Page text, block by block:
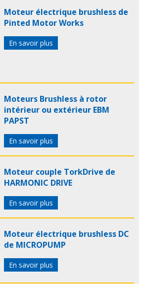
Moteur électrique brushless de
Pinted Motor Works
En savoir plus
Moteurs Brushless à rotor
intérieur ou extérieur EBM
PAPST
En savoir plus
Moteur couple TorkDrive de
HARMONIC DRIVE
En savoir plus
Moteur électrique brushless DC
de MICROPUMP
En savoir plus